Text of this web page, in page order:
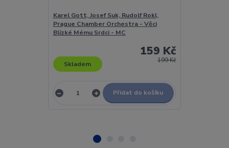
Karel Gott, Josef Suk, Rudolf Rokl,
Prague Chamber Orchestra - Věci
Blízké Mému Srdci - MC
199 Kč
159 Kč
Skladem
Přidat do košíku